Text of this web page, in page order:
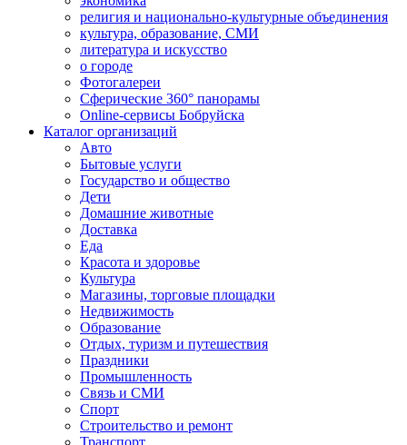
религия и национально-культурные объединения
культура, образование, СМИ
литература и искусство
о городе
Фотогалереи
Сферические 360° панорамы
Online-сервисы Бобруйска
Каталог организаций
Авто
Бытовые услуги
Государство и общество
Дети
Домашние животные
Доставка
Еда
Красота и здоровье
Культура
Магазины, торговые площадки
Недвижимость
Образование
Отдых, туризм и путешествия
Праздники
Промышленность
Связь и СМИ
Спорт
Строительство и ремонт
Транспорт